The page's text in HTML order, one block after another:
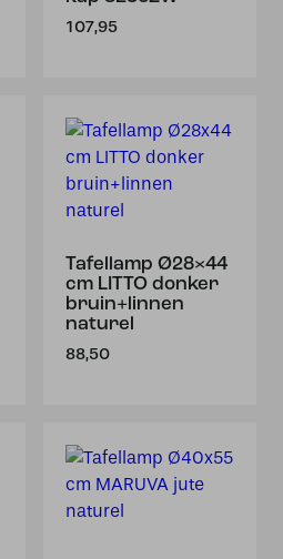
107,95
Tafellamp Ø28×44
cm LITTO donker
bruin+linnen
naturel
88,50